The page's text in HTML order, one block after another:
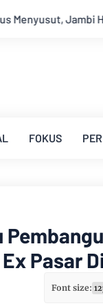
Air Bersih dan
FOKUS
Pasar
Font size: